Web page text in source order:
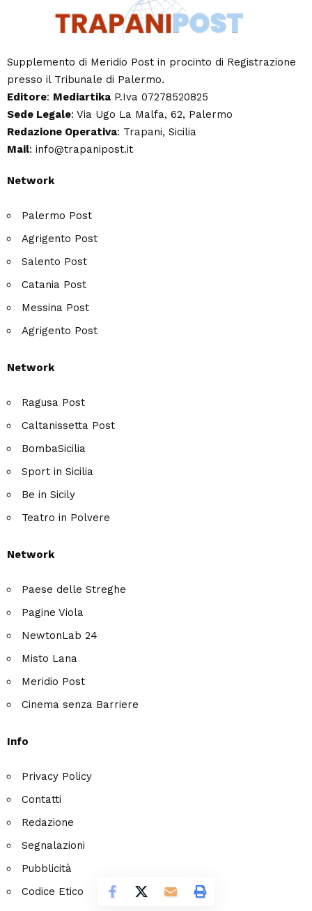
Supplemento di Meridio Post in procinto di Registrazione
presso il Tribunale di Palermo.
Editore: Mediartika P.Iva 07278520825
Sede Legale: Via Ugo La Malfa, 62, Palermo
Redazione Operativa: Trapani, Sicilia
Mail: info@trapanipost.it
Network
Palermo Post
Agrigento Post
Salento Post
Catania Post
Messina Post
Agrigento Post
Network
Ragusa Post
Caltanissetta Post
BombaSicilia
Sport in Sicilia
Be in Sicily
Teatro in Polvere
Network
Paese delle Streghe
Pagine Viola
NewtonLab 24
Misto Lana
Meridio Post
Cinema senza Barriere
Info
Privacy Policy
Contatti
Redazione
Segnalazioni
Pubblicità
Codice Etico